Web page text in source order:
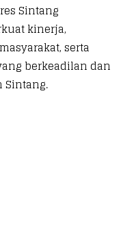
Sintang
kinerja,
serta
berkeadilan dan
Sintang.